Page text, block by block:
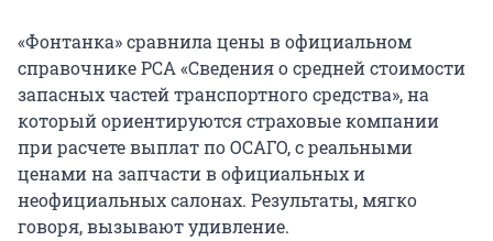
«Фонтанка» сравнила цены в официальном
справочнике РСА «Сведения о средней стоимости
запасных частей транспортного средства», на
который ориентируются страховые компании
при расчете выплат по ОСАГО, с реальными
ценами на запчасти в официальных и
неофициальных салонах. Результаты, мягко
говоря, вызывают удивление.